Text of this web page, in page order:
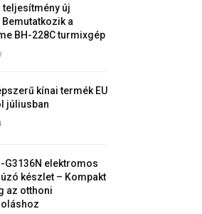
teljesítmény új
a
BH-228C turmixgép
kínai termék EU
júliusban
G3136N elektromos
készlet – Kompakt
az otthoni